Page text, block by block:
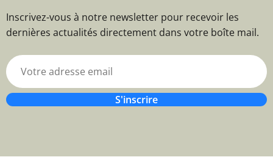
Inscrivez-vous à notre newsletter pour recevoir les
dernières actualités directement dans votre boîte mail.
S'inscrire